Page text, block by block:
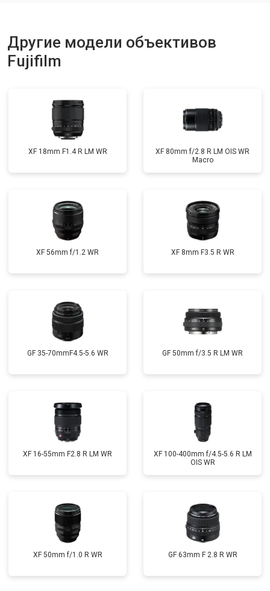
Другие модели объективов
Fujifilm
XF 18mm F1.4 R LM WR
XF 80mm f/2.8 R LM OIS WR
Macro
XF 56mm f/1.2 WR XF 8mm F3.5 R WR
GF 35-70mmF4.5-5.6 WR GF 50mm f/3.5 R LM WR
XF 16-55mm F2.8 R LM WR
XF 100-400mm f/4.5-5.6 R LM
OIS WR
XF 50mm f/1.0 R WR GF 63mm F 2.8 R WR